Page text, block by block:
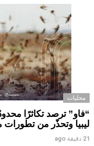
محليات
“فاو” ترصد تكاثرًا
ليبيا وتحذّر من تطورات
21 دقيقة ago